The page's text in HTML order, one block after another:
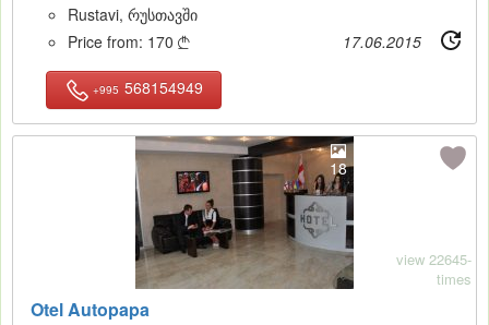
Rustavi, რუსთავში
Price from: 170  17.06.2015
+995 568154949
18
Otel Autopapa
view 22645-
times